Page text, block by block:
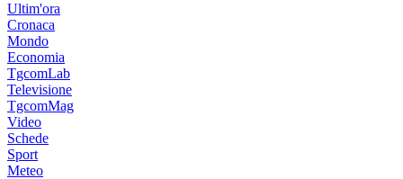
Ultim'ora
Cronaca
Mondo
Economia
TgcomLab
Televisione
TgcomMag
Video
Schede
Sport
Meteo